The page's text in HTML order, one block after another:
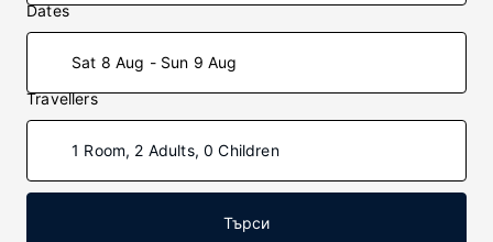
Dates
Sat 8 Aug - Sun 9 Aug
Travellers
1 Room, 2 Adults, 0 Children
Търси